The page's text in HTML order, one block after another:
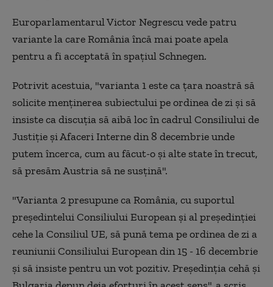
Europarlamentarul Victor Negrescu vede patru
variante la care România încă mai poate apela
pentru a fi acceptată în spațiul Schnegen.
Potrivit acestuia, "varianta 1 este ca ţara noastră să
solicite menţinerea subiectului pe ordinea de zi şi să
insiste ca discuţia să aibă loc în cadrul Consiliului de
Justiţie şi Afaceri Interne din 8 decembrie unde
putem încerca, cum au făcut-o şi alte state în trecut,
să presăm Austria să ne susţină".
"Varianta 2 presupune ca România, cu suportul
preşedintelui Consiliului European şi al preşedinţiei
cehe la Consiliul UE, să pună tema pe ordinea de zi a
reuniunii Consiliului European din 15 - 16 decembrie
şi să insiste pentru un vot pozitiv. Preşedinţia cehă şi